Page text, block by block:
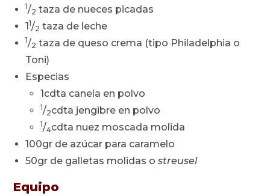
1/2 taza de nueces picadas
11/2 taza de leche
1/2 taza de queso crema (tipo Philadelphia o
Toni)
Especias
1cdta canela en polvo
1/2cdta jengibre en polvo
1/4cdta nuez moscada molida
100gr de azúcar para caramelo
50gr de galletas molidas ostreusel
Equipo